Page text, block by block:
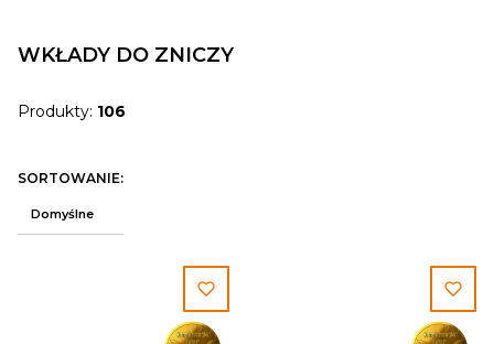
WKŁADY DO ZNICZY
Produkty: 106
SORTOWANIE:
Domyślne